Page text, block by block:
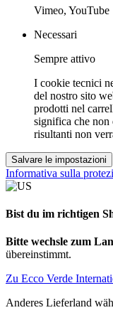
Vimeo, YouTube
Necessari
Sempre attivo
I cookie tecnici
del nostro sito
prodotti nel
significa che non
risultanti non
Salvare le impostazioni
Informativa sulla
Bist du im richtigen
Bitte wechsle zum
übereinstimmt.
Zu Ecco Verde
Anderes Lieferland